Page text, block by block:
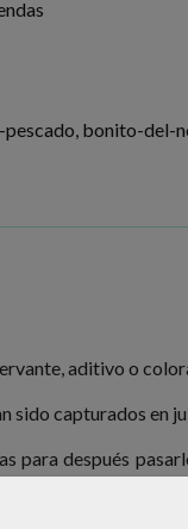
bonito-del-
aditivo o
sido capturados en
para después
rigor mortissea lo
Este cuidado